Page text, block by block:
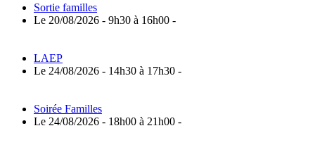
Sortie familles
Le 20/08/2026 - 9h30 à 16h00 -
LAEP
Le 24/08/2026 - 14h30 à 17h30 -
Soirée Familles
Le 24/08/2026 - 18h00 à 21h00 -